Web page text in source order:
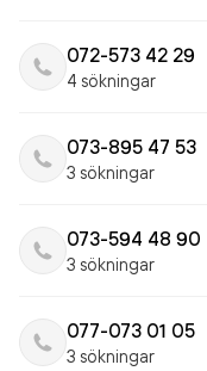
072-573 42 29
4 sökningar
073-895 47 53
3 sökningar
073-594 48 90
3 sökningar
077-073 01 05
3 sökningar